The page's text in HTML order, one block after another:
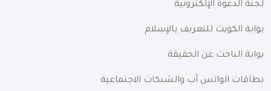
لجنة الدعوة الإلكترونية
بوابة الكويت للتعريف بالإسلام
بوابة الباحث عن الحقيقة
بطاقات الواتس آب والشبكات الاجتماعية